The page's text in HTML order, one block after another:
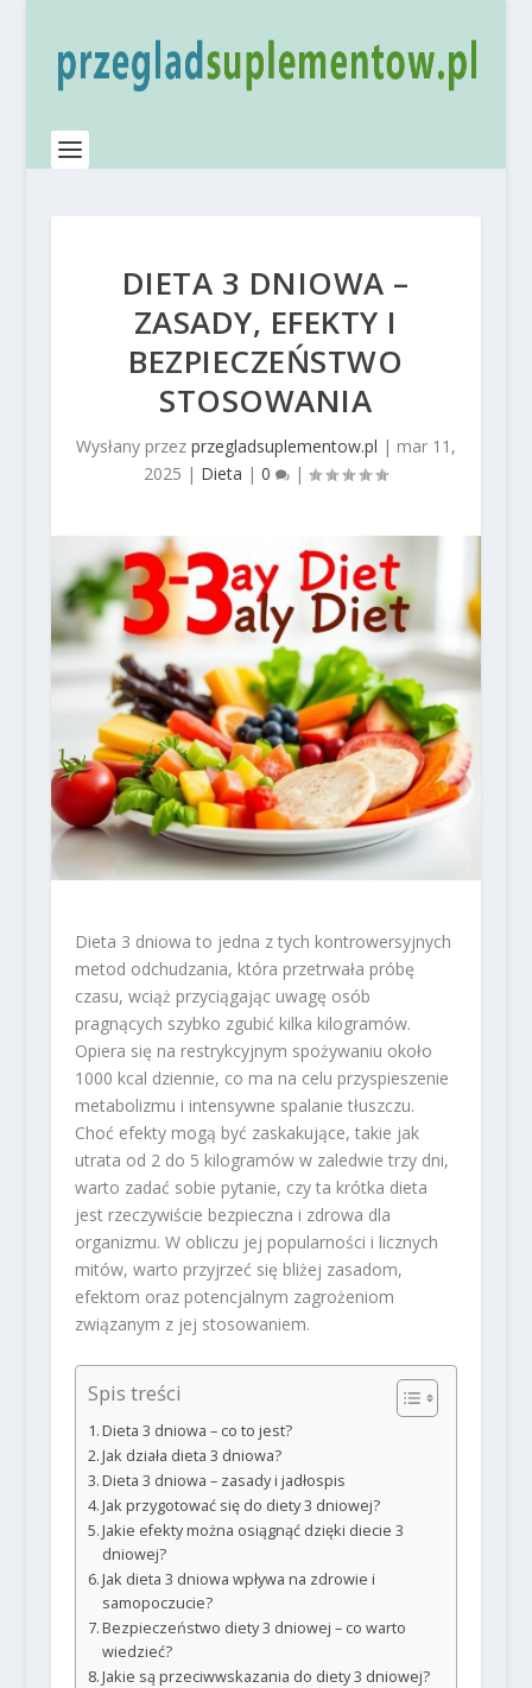
DIETA 3 DNIOWA –
ZASADY, EFEKTY I
BEZPIECZEŃSTWO
STOSOWANIA
Wysłany przez przegladsuplementow.pl | mar 11,
2025 | Dieta |0 |
Dieta 3 dniowa to jedna z tych kontrowersyjnych
metod odchudzania, która przetrwała próbę
czasu, wciąż przyciągając uwagę osób
pragnących szybko zgubić kilka kilogramów.
Opiera się na restrykcyjnym spożywaniu około
1000 kcal dziennie, co ma na celu przyspieszenie
metabolizmu i intensywne spalanie tłuszczu.
Choć efekty mogą być zaskakujące, takie jak
utrata od 2 do 5 kilogramów w zaledwie trzy dni,
warto zadać sobie pytanie, czy ta krótka dieta
jest rzeczywiście bezpieczna i zdrowa dla
organizmu. W obliczu jej popularności i licznych
mitów, warto przyjrzeć się bliżej zasadom,
efektom oraz potencjalnym zagrożeniom
związanym z jej stosowaniem.
Spis treści
Dieta 3 dniowa – co to jest?
Jak działa dieta 3 dniowa?
Dieta 3 dniowa – zasady i jadłospis
Jak przygotować się do diety 3 dniowej?
Jakie efekty można osiągnąć dzięki diecie 3
dniowej?
Jak dieta 3 dniowa wpływa na zdrowie i
samopoczucie?
Bezpieczeństwo diety 3 dniowej – co warto
wiedzieć?
Jakie są przeciwwskazania do diety 3 dniowej?